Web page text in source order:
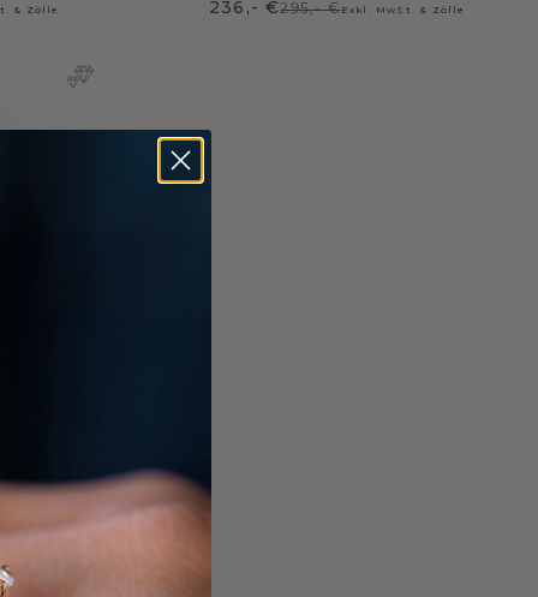
& Zölle 236,- €295,- €Exkl. MwSt. & Zölle
& Zölle